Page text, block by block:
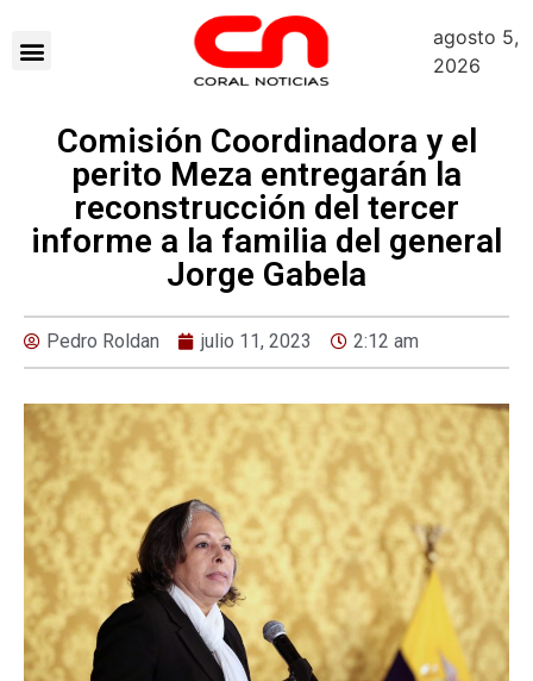
agosto 5,
2026
Comisión Coordinadora y el
perito Meza entregarán la
reconstrucción del tercer
informe a la familia del general
Jorge Gabela
Pedro Roldan julio 11, 2023 2:12 am